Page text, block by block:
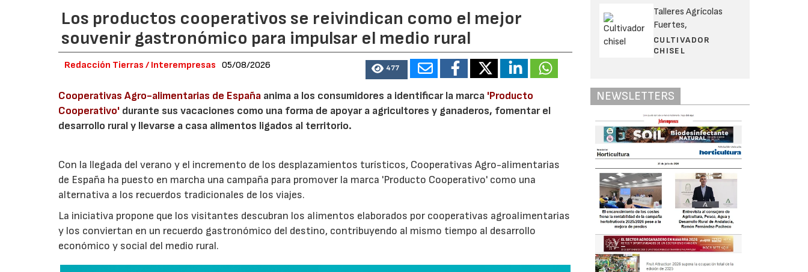
Los productos cooperativos se reivindican como el mejor
souvenir gastronómico para impulsar el medio rural
Redacción Tierras / Interempresas 05/08/2026 477
Cooperativas Agro-alimentarias de España anima a los consumidores a identificar la marca 'Producto
Cooperativo' durante sus vacaciones como una forma de apoyar a agricultores y ganaderos, fomentar el
desarrollo rural y llevarse a casa alimentos ligados al territorio.
Con la llegada del verano y el incremento de los desplazamientos turísticos, Cooperativas Agro-alimentarias
de España ha puesto en marcha una campaña para promover la marca 'Producto Cooperativo' como una
alternativa a los recuerdos tradicionales de los viajes.
La iniciativa propone que los visitantes descubran los alimentos elaborados por cooperativas agroalimentarias
y los conviertan en un recuerdo gastronómico del destino, contribuyendo al mismo tiempo al desarrollo
económico y social del medio rural.
Talleres Agrícolas
Fuertes,
CULTIVADOR
CHISEL
NEWSLETTERS